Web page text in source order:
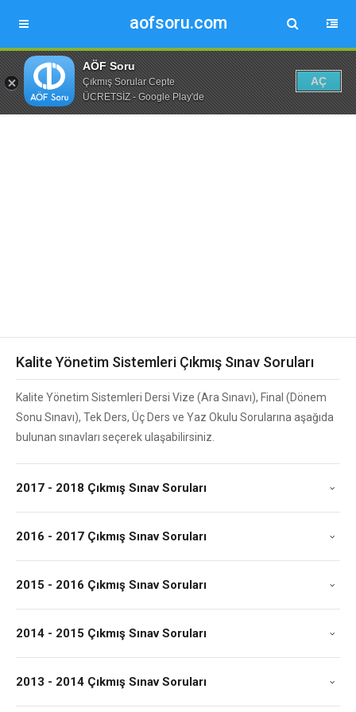
aofsoru.com
AÖF Soru
Çıkmış Sorular Cepte
ÜCRETSİZ - Google Play'de
AÇ
Kalite Yönetim Sistemleri Çıkmış Sınav Soruları
Kalite Yönetim Sistemleri Dersi Vize (Ara Sınavı), Final (Dönem
Sonu Sınavı), Tek Ders, Üç Ders ve Yaz Okulu Sorularına aşağıda
bulunan sınavları seçerek ulaşabilirsiniz.
2017 - 2018 Çıkmış Sınav Soruları
2016 - 2017 Çıkmış Sınav Soruları
2015 - 2016 Çıkmış Sınav Soruları
2014 - 2015 Çıkmış Sınav Soruları
2013 - 2014 Çıkmış Sınav Soruları